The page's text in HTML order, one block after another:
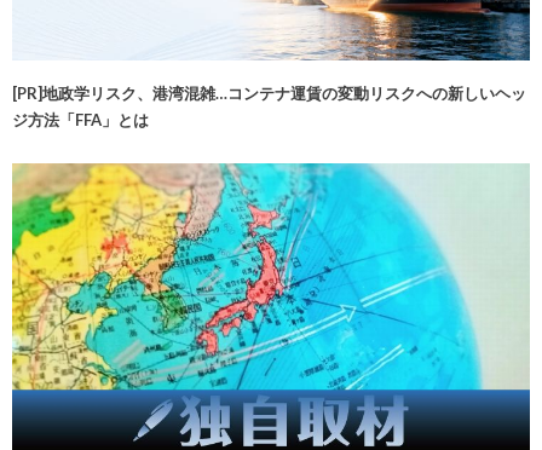
[PR]地政学リスク、港湾混雑…コンテナ運賃の変動リスクへの新しいヘッ
ジ方法「FFA」とは